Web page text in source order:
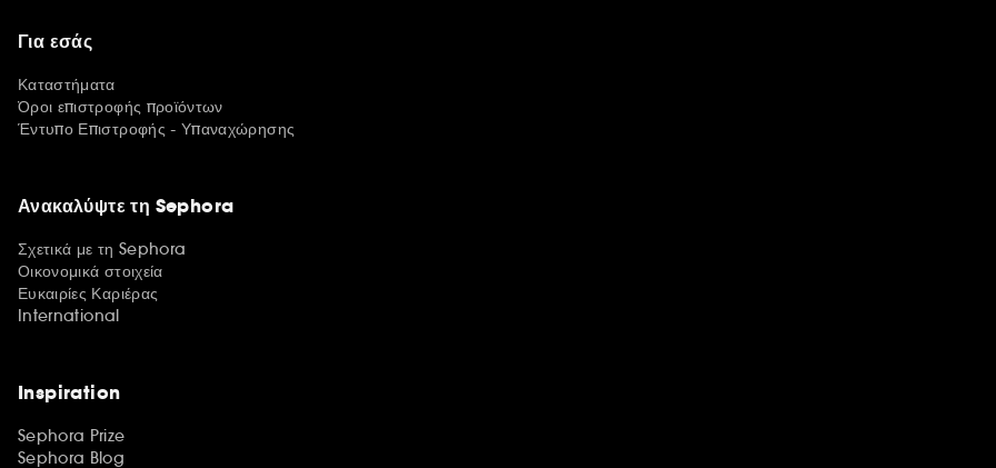
Για εσάς
Καταστήματα
Όροι επιστροφής προϊόντων
Έντυπο Επιστροφής - Υπαναχώρησης
Ανακαλύψτε τη Sephora
Σχετικά με τη Sephora
Οικονομικά στοιχεία
Ευκαιρίες Καριέρας
International
Inspiration
Sephora Prize
Sephora Blog